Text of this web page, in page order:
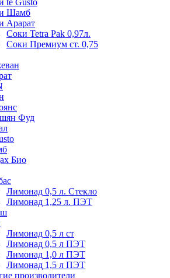
te Gusto
Шамб
Арарат
Соки Tetra Pak 0,97л.
Соки Премиум ст. 0,75
Фуд
Био
Лимонад 0,5 л. Стекло
Лимонад 1,25 л. ПЭТ
Лимонад 0,5 л ст
Лимонад 0,5 л ПЭТ
Лимонад 1,0 л ПЭТ
Лимонад 1,5 л ПЭТ
производители